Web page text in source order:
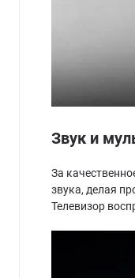
Звук и
За
звука, делая
Телевизор